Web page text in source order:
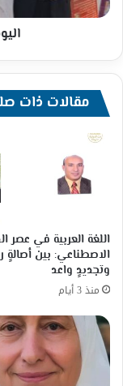
ونادي
مقالات ذات
اللغة العربية في عصر
الاصطناعي: بين أصالةٍ
وتجديدٍ واعد
منذ 3 أيام